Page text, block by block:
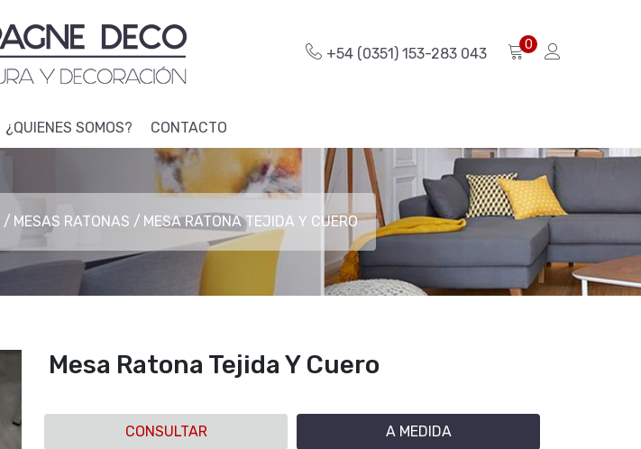
+54 (0351) 153-283 043
0
¿QUIENES SOMOS? CONTACTO
MESAS RATONAS MESA RATONA TEJIDA Y CUERO
Mesa Ratona Tejida Y Cuero
CONSULTAR A MEDIDA